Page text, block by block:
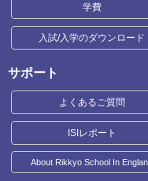
学費
入試/入学のダウンロード
サポート
よくあるご質問
ISIレポート
About Rikkyo School In